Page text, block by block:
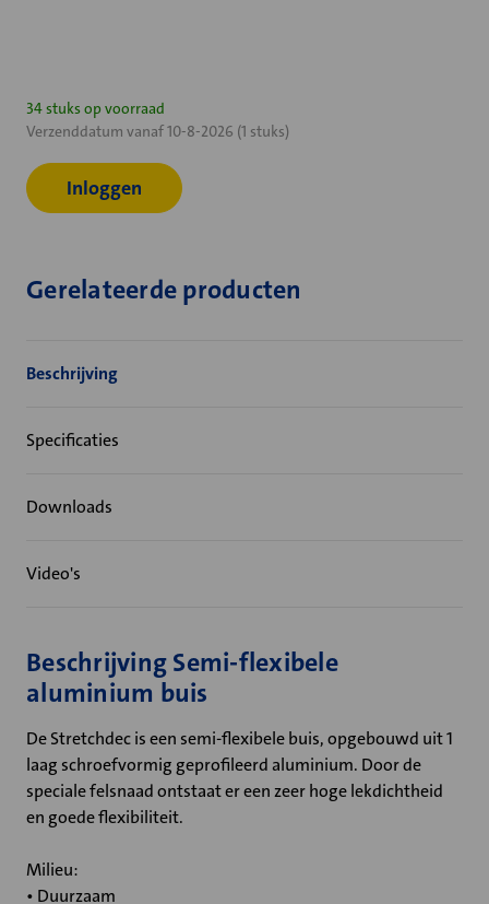
Huidige
voorraad:
34 stuks op voorraad
Verzenddatum vanaf 10-8-2026 (1 stuks)
Inloggen
Gerelateerde producten
Beschrijving
Specificaties
Downloads
Video's
Beschrijving Semi-flexibele
aluminium buis
De Stretchdec is een semi-flexibele buis, opgebouwd uit 1
laag schroefvormig geprofileerd aluminium. Door de
speciale felsnaad ontstaat er een zeer hoge lekdichtheid
en goede flexibiliteit.
Milieu:
• Duurzaam